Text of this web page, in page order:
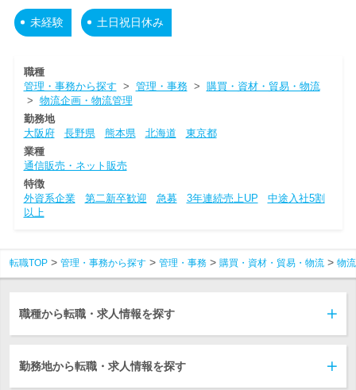
未経験 土日祝日休み
職種
管理・事務から探す > 管理・事務> 購買・資材・貿易・物流
> 物流企画・物流管理
勤務地
大阪府
長野県 熊本県 北海道
東京都
業種
通信販売・ネット販売
特徴
外資系企業
第二新卒歓迎 急募 3年連続売上UP
中途入社5割
以上
転職TOP 管理・事務から探す 管理・事務 購買・資材・貿易・物流 物
職種から転職・求人情報を探す
勤務地から転職・求人情報を探す